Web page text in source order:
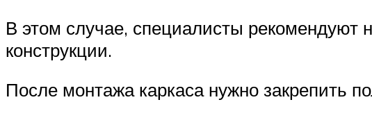
В этом случае, специалисты рекомендуют
конструкции.
После монтажа каркаса нужно закрепить